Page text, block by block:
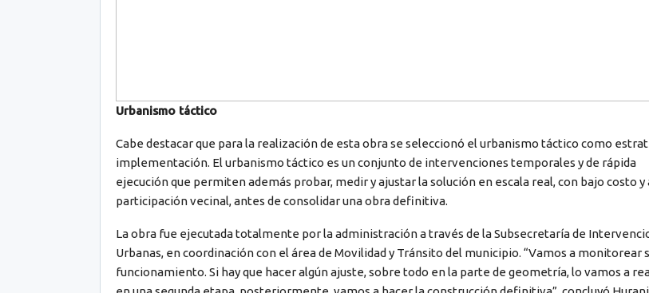
Urbanismo táctico
Cabe destacar que para la realización de esta obra se seleccionó el urbanismo táctico como
implementación. El urbanismo táctico es un conjunto de intervenciones temporales y de rápida
ejecución que permiten además probar, medir y ajustar la solución en escala real, con bajo costo y
participación vecinal, antes de consolidar una obra definitiva.
La obra fue ejecutada totalmente por la administración a través de la Subsecretaría de
Urbanas, en coordinación con el área de Movilidad y Tránsito del municipio. “Vamos a monitorear
funcionamiento. Si hay que hacer algún ajuste, sobre todo en la parte de geometría, lo vamos a